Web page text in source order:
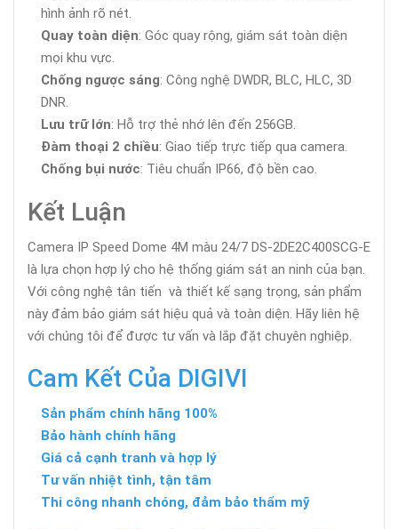
hình ảnh rõ nét.
Quay toàn diện: Góc quay rộng, giám sát toàn diện
mọi khu vực.
Chống ngược sáng: Công nghệ DWDR, BLC, HLC, 3D
DNR.
Lưu trữ lớn: Hỗ trợ thẻ nhớ lên đến 256GB.
Đàm thoại 2 chiều: Giao tiếp trực tiếp qua camera.
Chống bụi nước: Tiêu chuẩn IP66, độ bền cao.
Kết Luận
Camera IP Speed Dome 4M màu 24/7 DS-2DE2C400SCG-E
là lựa chọn hợp lý cho hệ thống giám sát an ninh của bạn.
Với công nghệ tân tiến và thiết kế sạng trọng, sản phẩm
này đảm bảo giám sát hiệu quả và toàn diện. Hãy liên hệ
với chúng tôi để được tư vấn và lắp đặt chuyên nghiệp.
Cam Kết Của DIGIVI
Sản phẩm chính hãng 100%
Bảo hành chính hãng
Giá cả cạnh tranh và hợp lý
Tư vấn nhiệt tình, tận tâm
Thi công nhanh chóng, đảm bảo thẩm mỹ